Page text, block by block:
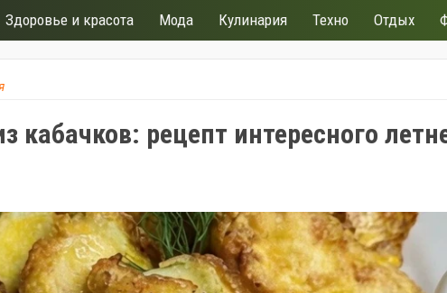
Здоровье и красота Мода Кулинария Техно Отдых
кабачков: рецепт интересного